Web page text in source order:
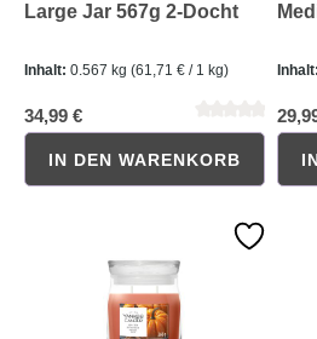
Durchschnittliche Bewertung von 0
Large Jar 567g 2-Docht
Inhalt: 0.567 kg (61,71 € / 1 kg)
34,99 €
IN DEN WARENKORB
Inhalt: